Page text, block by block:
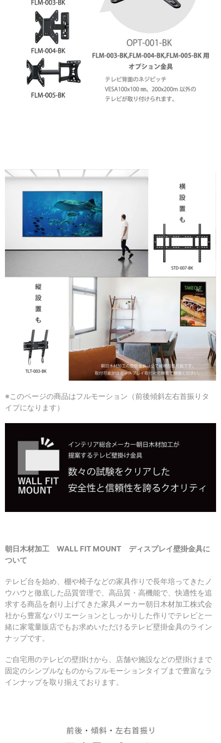
※このページの商品はフルモーション（前後傾斜左右首振りタ
イプになります）
朝日木材加工 WALL FIT MOUNT ディスプレイ壁掛金具に
ついて
テレビ台を始め、棚や椅子などの家具作りで長年培ってきたノ
ウハウと徹底した品質管理で、高品質・高機能で、快適性を追
求する商品を創り上げてきた家具メーカー朝日木材加工株式会
社から豊富なバリエーションとしっかりした作りでテレビと一
緒に家電量販店でもお求めいただけるテレビ壁掛金具のライン
ナップです。
ご自宅用のテレビの壁掛けから、店舗や施設などの壁掛けまで
固定のシンプルなものからフルモーションタイプまで豊富なラ
インナップを取り揃えております。